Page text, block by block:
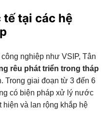
tế tại các hệ
nghiệp như VSIP, Tân
rêu phát triển trong tháp
Trong giai đoạn từ 3 đến 6
có biện pháp xử lý nước
hiện và lan rộng khắp hệ